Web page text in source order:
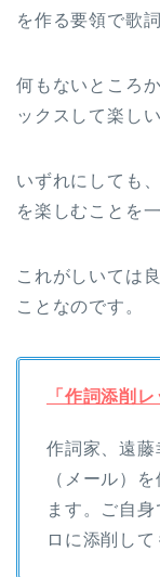
を作る要領で歌
何もないところ
ックスして楽し
いずれにしても
を楽しむことを一
これがしいては
ことなのです。
「作詞添削レ
作詞家、遠藤
（メール）
ます。ご自
ロに添削して